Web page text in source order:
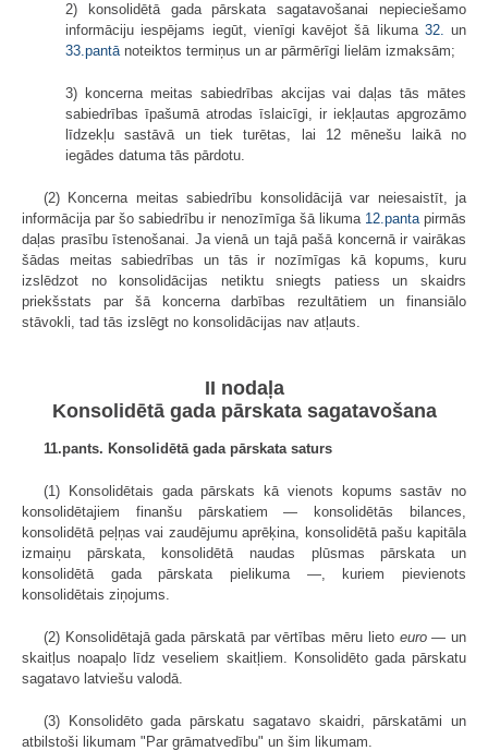
2) konsolidētā gada pārskata sagatavošanai nepieciešamo
informāciju iespējams iegūt, vienīgi kavējot šā likuma 32. un
33.pantānoteiktos termiņus un ar pārmērīgi lielām izmaksām;
3) koncerna meitas sabiedrības akcijas vai daļas tās mātes
sabiedrības īpašumā atrodas īslaicīgi, ir iekļautas apgrozāmo
līdzekļu sastāvā un tiek turētas, lai 12 mēnešu laikā no
iegādes datuma tās pārdotu.
(2) Koncerna meitas sabiedrību konsolidācijā var neiesaistīt, ja
informācija par šo sabiedrību ir nenozīmīga šā likuma 12.pantapirmās
daļas prasību īstenošanai. Ja vienā un tajā pašā koncernā ir vairākas
šādas meitas sabiedrības un tās ir nozīmīgas kā kopums, kuru
izslēdzot no konsolidācijas netiktu sniegts patiess un skaidrs
priekšstats par šā koncerna darbības rezultātiem un finansiālo
stāvokli, tad tās izslēgt no konsolidācijas nav atļauts.
II nodaļa
Konsolidētā gada pārskata sagatavošana
11.pants. Konsolidētā gada pārskata saturs
(1) Konsolidētais gada pārskats kā vienots kopums sastāv no
konsolidētajiem finanšu pārskatiem — konsolidētās bilances,
konsolidētā peļņas vai zaudējumu aprēķina, konsolidētā pašu kapitāla
izmaiņu pārskata, konsolidētā naudas plūsmas pārskata un
konsolidētā gada pārskata pielikuma —, kuriem pievienots
konsolidētais ziņojums.
(2) Konsolidētajā gada pārskatā par vērtības mēru lieto euro— un
skaitļus noapaļo līdz veseliem skaitļiem. Konsolidēto gada pārskatu
sagatavo latviešu valodā.
(3) Konsolidēto gada pārskatu sagatavo skaidri, pārskatāmi un
atbilstoši likumam "Par grāmatvedību" un šim likumam.